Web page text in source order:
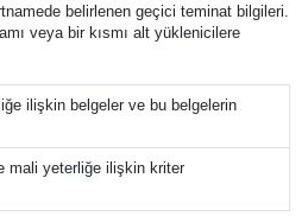
belirlenen geçici teminat bilgileri.
veya bir kısmı alt yüklenicilere
ilişkin belgeler ve bu belgelerin
mali yeterliğe ilişkin kriter